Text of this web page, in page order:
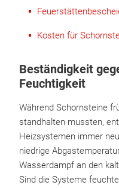
Kosten für
Beständigkeit
Feuchtigkeit
Während Schornsteine
standhalten mussten,
Heizsystemen immer
niedrige
Wasserdampf an den
Sind die Systeme